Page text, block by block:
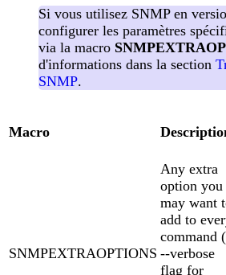
Si vous utilisez SNMP en
configurer les paramètres
via la macro
d'informations dans la section
SNMP.
Macro
SNMPEXTRAOPTIONS
Any extra
option you
may want
add to
command
--verbose
flag for